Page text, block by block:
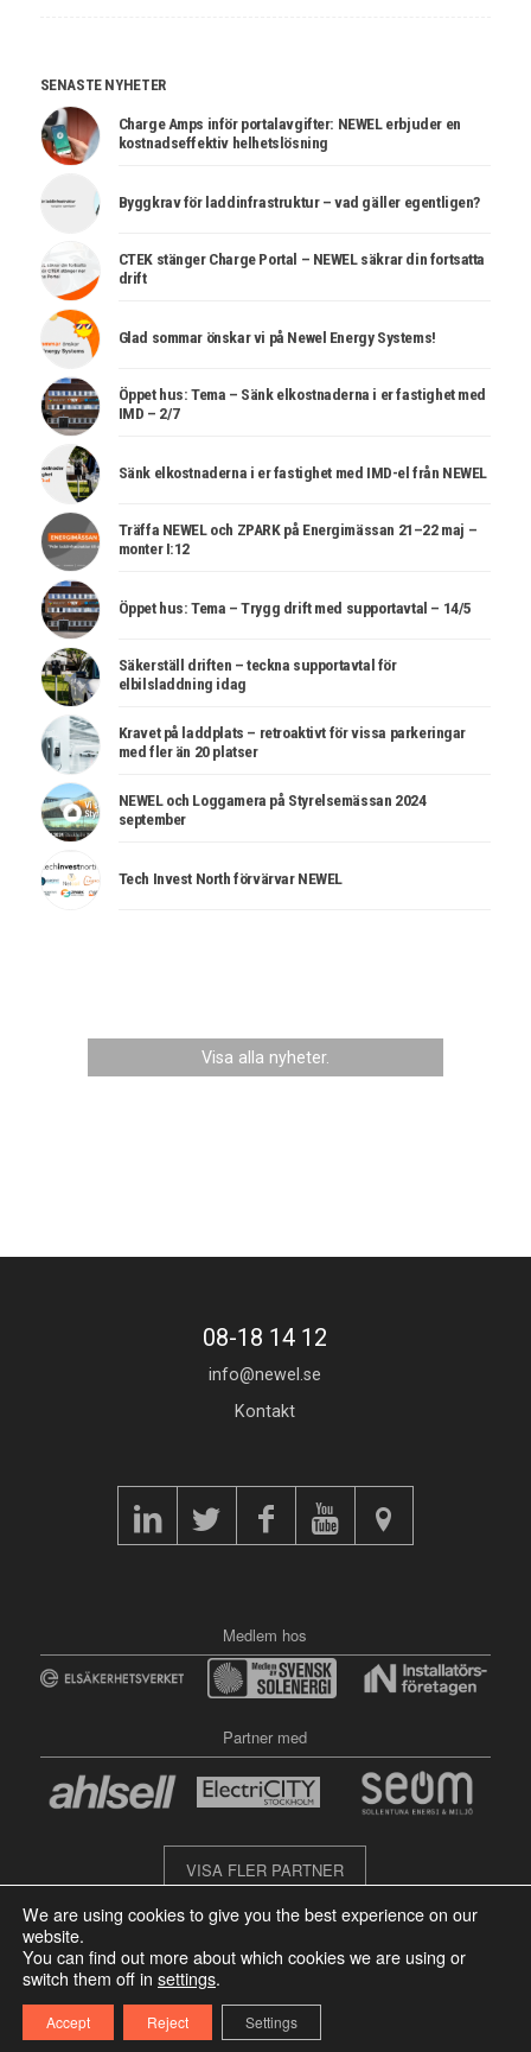
SENASTE NYHETER
Charge Amps inför portalavgifter: NEWEL erbjuder en
kostnadseffektiv helhetslösning
Byggkrav för laddinfrastruktur – vad gäller egentligen?
CTEK stänger Charge Portal – NEWEL säkrar din fortsatta
drift
Glad sommar önskar vi på Newel Energy Systems!
Öppet hus: Tema – Sänk elkostnaderna i er fastighet med
IMD – 2/7
Sänk elkostnaderna i er fastighet med IMD-el från NEWEL
Träffa NEWEL och ZPARK på Energimässan 21–22 maj –
monter I:12
Öppet hus: Tema – Trygg drift med supportavtal – 14/5
Säkerställ driften – teckna supportavtal för
elbilsladdning idag
Kravet på laddplats – retroaktivt för vissa parkeringar
med fler än 20 platser
NEWEL och Loggamera på Styrelsemässan 2024
september
Tech Invest North förvärvar NEWEL
Visa alla nyheter.
08-18 14 12
info@newel.se
Kontakt
Medlem hos
Partner med
VISA FLER PARTNER
© Copyright - NEWEL
We are using cookies to give you the best experience on our
website.
You can find out more about which cookies we are using or
switch them off in settings.
Accept Reject Settings